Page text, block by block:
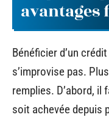
avantages
Bénéficier d’un
s’improvise pas.
remplies. D’abord, il
soit achevée depuis